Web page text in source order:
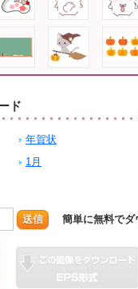
ド
年賀状
1月
送信 簡単に無料でダ